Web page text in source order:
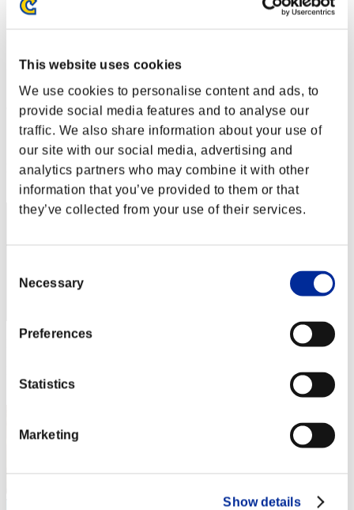
This website uses cookies
We use cookies to personalise content and ads, to
provide social media features and to analyse our
traffic. We also share information about your use of
our site with our social media, advertising and
analytics partners who may combine it with other
information that you’ve provided to them or that
they’ve collected from your use of their services.
Selection
Necessary
Preferences
Statistics
Marketing
Show details
Sfida limitata per livello N. 137
Singolo
(Le classifiche sono aggiornate ogni 6 ore)
Classifiche
Posizione
2